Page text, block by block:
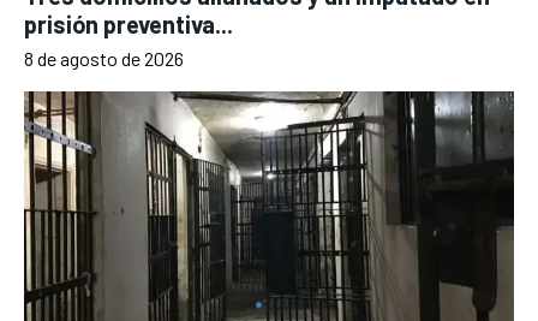
prisión preventiva...
8 de agosto de 2026